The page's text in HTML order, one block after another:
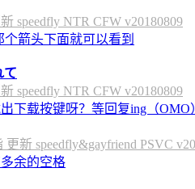
speedfly NTR CFW v20180809
箭头下面就可以看到
て
speedfly NTR CFW v20180809
下载按键呀？等回复ing（OMO
新 speedfly&gayfriend PSVC
余的空格